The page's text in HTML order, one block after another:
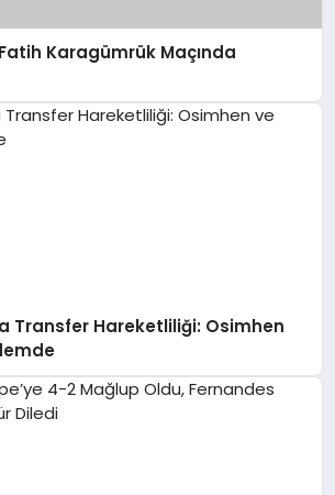
Karagümrük Maçında
Transfer Hareketliliği: Osimhen